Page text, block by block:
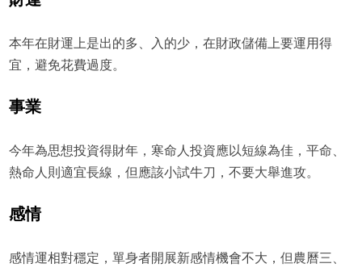
本年在財運上是出的多、入的少，在財政儲備上要運用得
宜，避免花費過度。
事業
今年為思想投資得財年，寒命人投資應以短線為佳，平命、
熱命人則適宜長線，但應該小試牛刀，不要大舉進攻。
感情
感情運相對穩定，單身者開展新感情機會不大，但農曆三、